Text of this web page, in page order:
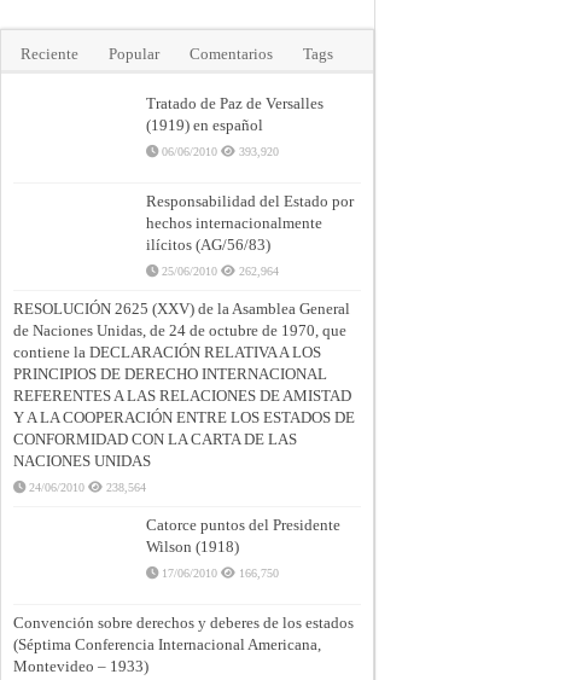
Reciente Popular Comentarios Tags
Tratado de Paz de Versalles
(1919) en español
06/06/2010 393,920
Responsabilidad del Estado por
hechos internacionalmente
ilícitos (AG/56/83)
25/06/2010 262,964
RESOLUCIÓN 2625 (XXV) de la Asamblea General
de Naciones Unidas, de 24 de octubre de 1970, que
contiene la DECLARACIÓN RELATIVA A LOS
PRINCIPIOS DE DERECHO INTERNACIONAL
REFERENTES A LAS RELACIONES DE AMISTAD
Y A LA COOPERACIÓN ENTRE LOS ESTADOS DE
CONFORMIDAD CON LA CARTA DE LAS
NACIONES UNIDAS
24/06/2010 238,564
Catorce puntos del Presidente
Wilson (1918)
17/06/2010 166,750
Convención sobre derechos y deberes de los estados
(Séptima Conferencia Internacional Americana,
Montevideo – 1933)